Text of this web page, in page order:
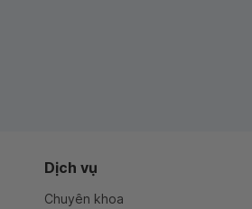
Dịch vụ
Chuyên khoa